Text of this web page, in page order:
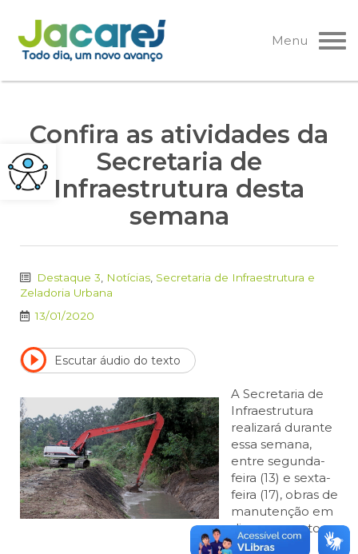
Pular
para
o
Menu
Confira as atividades da
Secretaria de
Infraestrutura desta
semana
Destaque 3 Notícias Secretaria de Infraestrutura e
Zeladoria Urbana
13/01/2020
Escutar áudio do texto
A Secretaria de
Infraestrutura
realizará durante
essa semana,
entre segunda-
feira (13) e sexta-
feira (17), obras de
manutenção em
diversos pontos
de Jacareí.